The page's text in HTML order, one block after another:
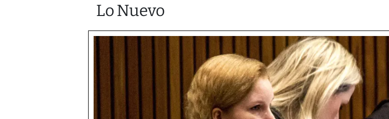
Lo Nuevo